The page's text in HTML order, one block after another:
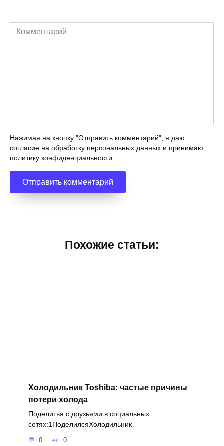
Комментарий
Нажимая на кнопку "Отправить комментарий", я даю
согласие на обработку персональных данных и принимаю
политику конфиденциальности.
Похожие статьи:
Холодильник Toshiba: частые причины
потери холода
Поделитья с друзьями в социальных
сетях:1ПоделилсяХолодильник
0 0